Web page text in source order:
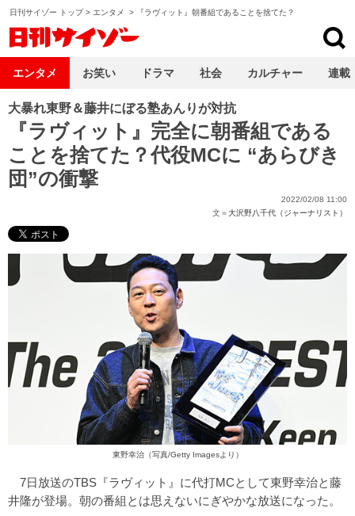
日刊サイゾー トップ> エンタメ > 『ラヴィット』朝番組であることを捨てた？
大暴れ東野＆藤井にぼる塾あんりが対抗
『ラヴィット』完全に朝番組である
ことを捨てた？代役MCに “あらびき
団”の衝撃
2022/02/08 11:00
文＝大沢野八千代（ジャーナリスト）
東野幸治（写真/Getty Imagesより）
7日放送のTBS『ラヴィット』に代打MCとして東野幸治と藤
井隆が登場。朝の番組とは思えないにぎやかな放送になった。
エンタメ お笑い ドラマ 社会 カルチャー 連載